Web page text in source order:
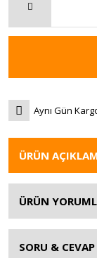
Aynı Gün
ÜRÜN
ÜRÜN
SORU & CEVAP